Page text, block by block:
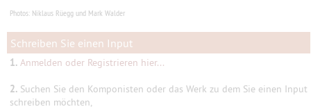
Photos: Niklaus Rüegg und Mark Walder
Schreiben Sie einen Input
1. Anmelden oder Registrieren hier...
2. Suchen Sie den Komponisten oder das Werk zu dem Sie einen Input
schreiben möchten,